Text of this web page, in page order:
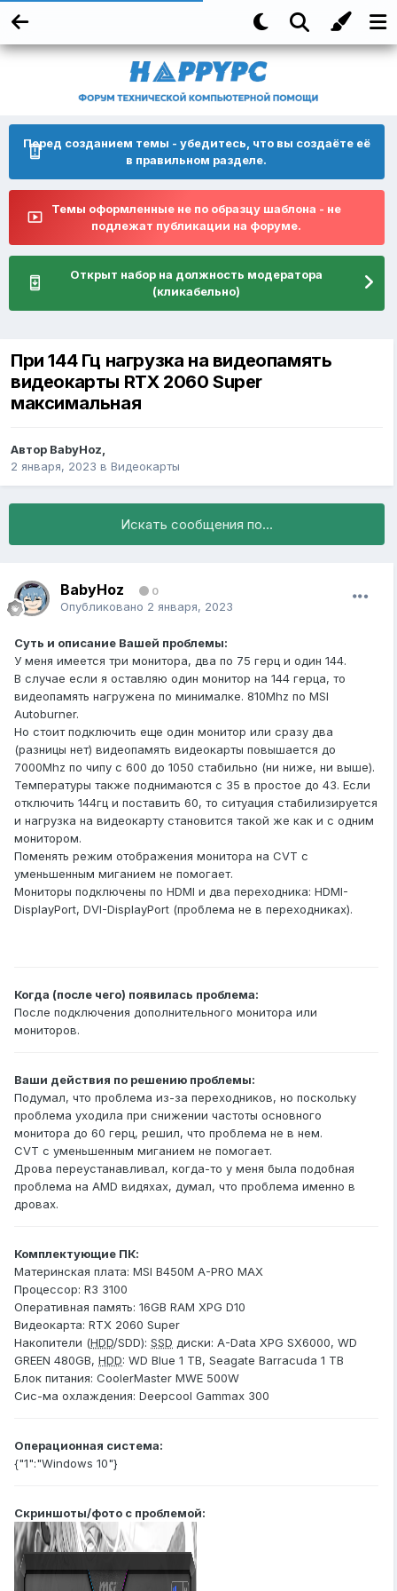
Перед созданием темы - убедитесь, что вы создаёте её
в правильном разделе.
Темы оформленные не по образцу шаблона - не
подлежат публикации на форуме.
Открыт набор на должность модератора
(кликабельно)
При 144 Гц нагрузка на видеопамять
видеокарты RTX 2060 Super
максимальная
Автор BabyHoz,
2 января, 2023 в Видеокарты
Искать сообщения по...
BabyHoz 0
Опубликовано 2 января, 2023
Суть и описание Вашей проблемы:
У меня имеется три монитора, два по 75 герц и один 144.
В случае если я оставляю один монитор на 144 герца, то
видеопамять нагружена по минималке. 810Mhz по MSI
Autoburner.
Но стоит подключить еще один монитор или сразу два
(разницы нет) видеопамять видеокарты повышается до
7000Mhz по чипу с 600 до 1050 стабильно (ни ниже, ни выше).
Температуры также поднимаются с 35 в простое до 43. Если
отключить 144гц и поставить 60, то ситуация стабилизируется
и нагрузка на видеокарту становится такой же как и с одним
монитором.
Поменять режим отображения монитора на CVT с
уменьшенным миганием не помогает.
Мониторы подключены по HDMI и два переходника: HDMI-
DisplayPort, DVI-DisplayPort (проблема не в переходниках).
Когда (после чего) появилась проблема:
После подключения дополнительного монитора или
мониторов.
Ваши действия по решению проблемы:
Подумал, что проблема из-за переходников, но поскольку
проблема уходила при снижении частоты основного
монитора до 60 герц, решил, что проблема не в нем.
CVT с уменьшенным миганием не помогает.
Дрова переустанавливал, когда-то у меня была подобная
проблема на AMD видяхах, думал, что проблема именно в
дровах.
Комплектующие ПК:
Материнская плата: MSI B450M A-PRO MAX
Процессор: R3 3100
Оперативная память: 16GB RAM XPG D10
Видеокарта: RTX 2060 Super
Накопители (HDD/SDD): SSD диски: A-Data XPG SX6000, WD
GREEN 480GB, HDD: WD Blue 1 TB, Seagate Barracuda 1 TB
Блок питания: CoolerMaster MWE 500W
Сис-ма охлаждения: Deepcool Gammax 300
Операционная система:
{"1":"Windows 10"}
Скриншоты/фото с проблемой: